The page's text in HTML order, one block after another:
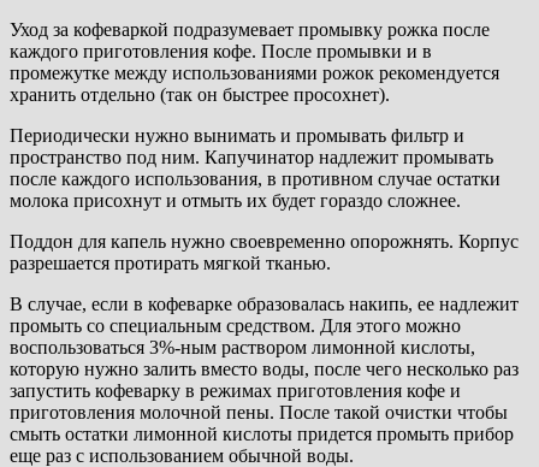
Уход за кофеваркой подразумевает промывку рожка после
каждого приготовления кофе. После промывки и в
промежутке между использованиями рожок рекомендуется
хранить отдельно (так он быстрее просохнет).
Периодически нужно вынимать и промывать фильтр и
пространство под ним. Капучинатор надлежит промывать
после каждого использования, в противном случае остатки
молока присохнут и отмыть их будет гораздо сложнее.
Поддон для капель нужно своевременно опорожнять. Корпус
разрешается протирать мягкой тканью.
В случае, если в кофеварке образовалась накипь, ее надлежит
промыть со специальным средством. Для этого можно
воспользоваться 3%-ным раствором лимонной кислоты,
которую нужно залить вместо воды, после чего несколько раз
запустить кофеварку в режимах приготовления кофе и
приготовления молочной пены. После такой очистки чтобы
смыть остатки лимонной кислоты придется промыть прибор
еще раз с использованием обычной воды.